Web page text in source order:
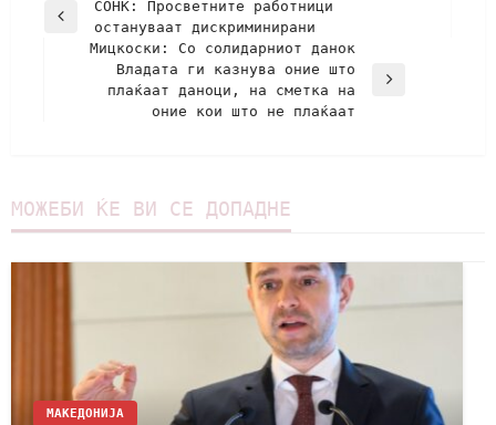
СОНК: Просветните работници
остануваат дискриминирани
Мицкоски: Со солидарниот данок
Владата ги казнува оние што
плаќаат даноци, на сметка на
оние кои што не плаќаат
МОЖЕБИ ЌЕ ВИ СЕ ДОПАДНЕ
МАКЕДОНИЈА